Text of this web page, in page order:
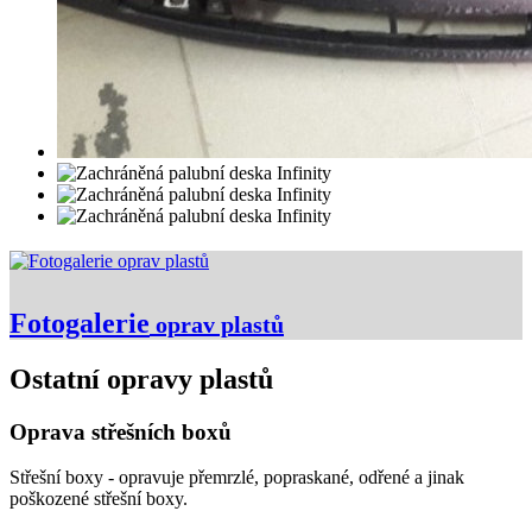
Fotogalerie oprav plastů
Ostatní opravy plastů
Oprava střešních boxů
Střešní boxy - opravuje přemrzlé, popraskané, odřené a jinak
poškozené střešní boxy.